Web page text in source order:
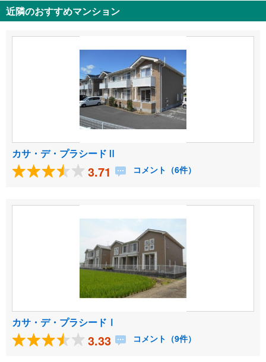
近隣のおすすめマンション
カサ・デ・プラシードⅡ
3.71 コメント（6件）
カサ・デ・プラシードⅠ
3.33 コメント（9件）